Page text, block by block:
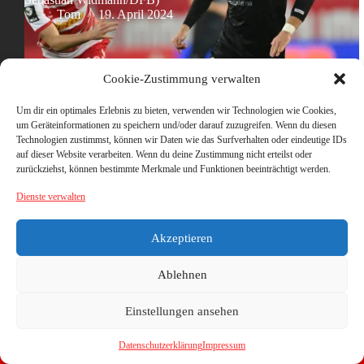
Cookie-Zustimmung verwalten
Um dir ein optimales Erlebnis zu bieten, verwenden wir Technologien wie Cookies,
um Geräteinformationen zu speichern und/oder darauf zuzugreifen. Wenn du diesen
Technologien zustimmst, können wir Daten wie das Surfverhalten oder eindeutige IDs
auf dieser Website verarbeiten. Wenn du deine Zustimmung nicht erteilst oder
zurückziehst, können bestimmte Merkmale und Funktionen beeinträchtigt werden.
Dienste verwalten
Akzeptieren
Ablehnen
Einstellungen ansehen
DatenschutzerklärungImpressum
Tom
19. April 2024